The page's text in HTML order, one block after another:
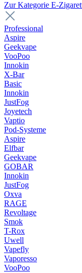
Zur Kategorie E-
Professional
Aspire
Geekvape
VooPoo
Innokin
X-Bar
Basic
Innokin
JustFog
Joyetech
Vaptio
Pod-Systeme
Aspire
Elfbar
Geekvape
GOBAR
Innokin
JustFog
Oxva
RAGE
Revoltage
Smok
T-Rox
Uwell
Vapefly
Vaporesso
VooPoo